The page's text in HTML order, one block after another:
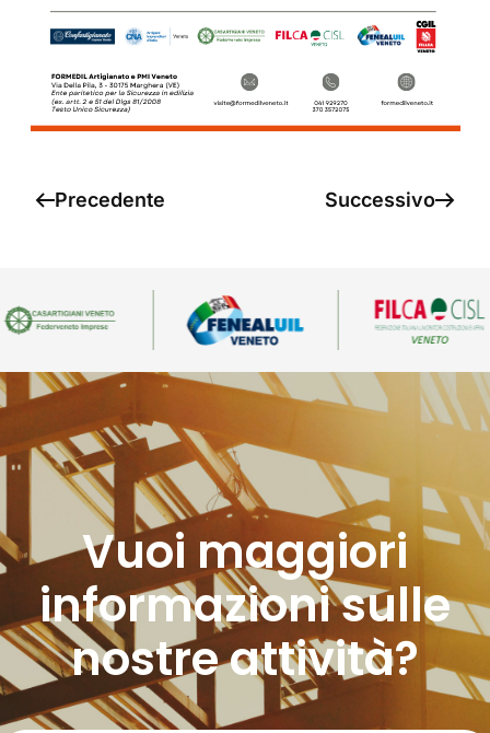
Precedente Successivo
Vuoi maggiori
informazioni sulle
nostre attività?